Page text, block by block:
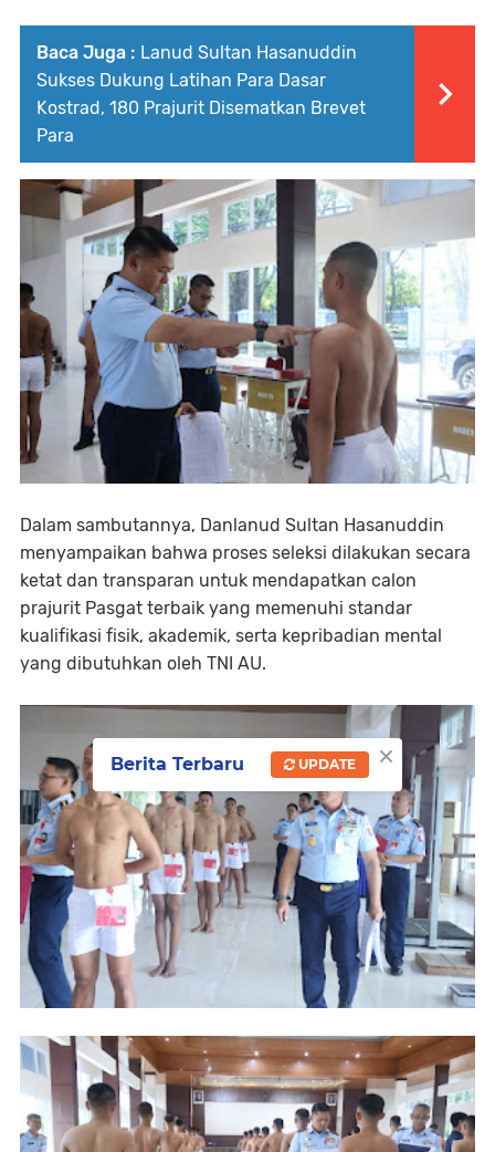
Baca Juga : Lanud Sultan Hasanuddin
Sukses Dukung Latihan Para Dasar
Kostrad, 180 Prajurit Disematkan Brevet
Para
Dalam sambutannya, Danlanud Sultan Hasanuddin
menyampaikan bahwa proses seleksi dilakukan secara
ketat dan transparan untuk mendapatkan calon
prajurit Pasgat terbaik yang memenuhi standar
kualifikasi fisik, akademik, serta kepribadian mental
yang dibutuhkan oleh TNI AU.
×
Berita Terbaru UPDATE